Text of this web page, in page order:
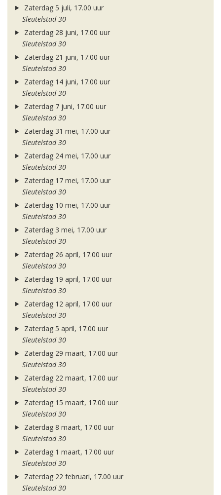
Zaterdag 5 juli, 17.00 uur
Sleutelstad 30
Zaterdag 28 juni, 17.00 uur
Sleutelstad 30
Zaterdag 21 juni, 17.00 uur
Sleutelstad 30
Zaterdag 14 juni, 17.00 uur
Sleutelstad 30
Zaterdag 7 juni, 17.00 uur
Sleutelstad 30
Zaterdag 31 mei, 17.00 uur
Sleutelstad 30
Zaterdag 24 mei, 17.00 uur
Sleutelstad 30
Zaterdag 17 mei, 17.00 uur
Sleutelstad 30
Zaterdag 10 mei, 17.00 uur
Sleutelstad 30
Zaterdag 3 mei, 17.00 uur
Sleutelstad 30
Zaterdag 26 april, 17.00 uur
Sleutelstad 30
Zaterdag 19 april, 17.00 uur
Sleutelstad 30
Zaterdag 12 april, 17.00 uur
Sleutelstad 30
Zaterdag 5 april, 17.00 uur
Sleutelstad 30
Zaterdag 29 maart, 17.00 uur
Sleutelstad 30
Zaterdag 22 maart, 17.00 uur
Sleutelstad 30
Zaterdag 15 maart, 17.00 uur
Sleutelstad 30
Zaterdag 8 maart, 17.00 uur
Sleutelstad 30
Zaterdag 1 maart, 17.00 uur
Sleutelstad 30
Zaterdag 22 februari, 17.00 uur
Sleutelstad 30